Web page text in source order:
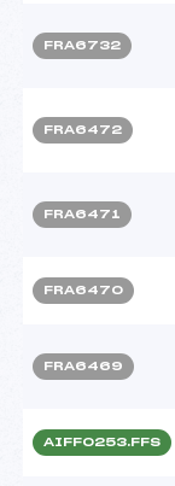
FRA6732
FRA6472
FRA6471
FRA6470
FRA6469
AIFF0253.FFS